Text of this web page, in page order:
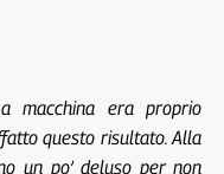
macchina era proprio
questo risultato. Alla
un po’ deluso per non